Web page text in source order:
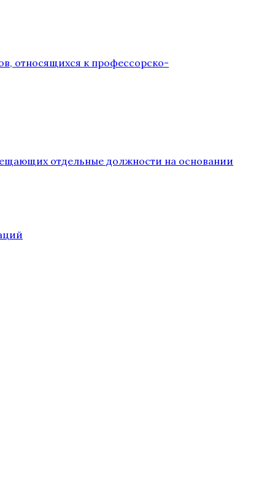
относящихся к профессорско-
отдельные должности на основании